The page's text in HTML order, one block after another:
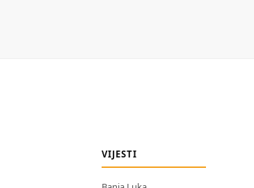
VIJESTI